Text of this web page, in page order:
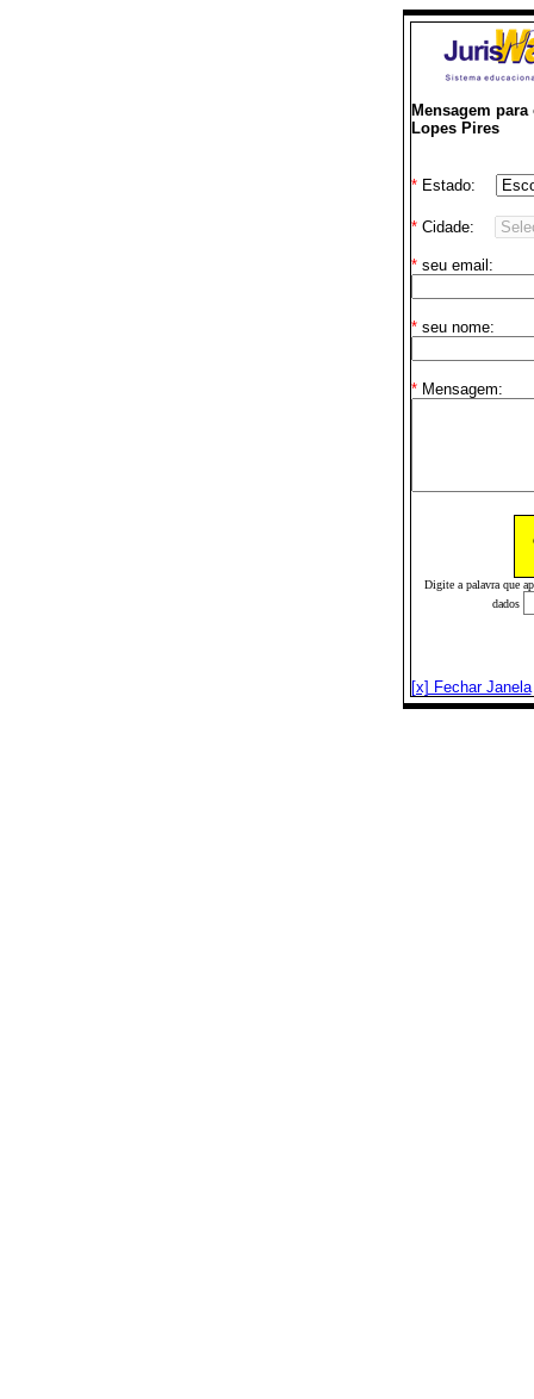
Mensagem
Lopes Pires
*Estado:
*Cidade:
*seu email:
*seu nome:
*Mensagem:
Digite a palavra que
dados
[x] Fechar Janela